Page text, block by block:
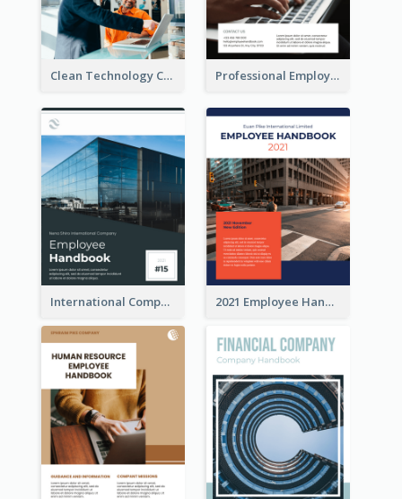
Clean Technology Company Handbook Professional Employee Handbook
International Company Handbook 2021 Employee Handbook